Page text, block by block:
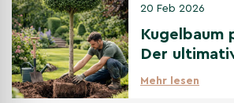
20 Feb 2026
Kugelbaum
Der
Pflanzguide
Mehr lesen